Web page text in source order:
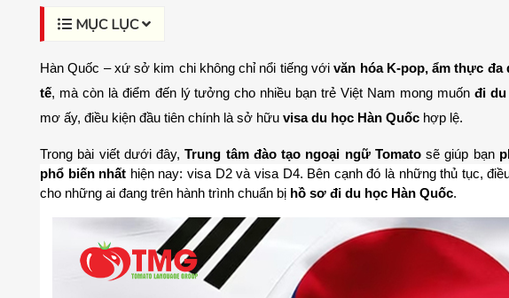
MỤC LỤC
Hàn Quốc – xứ sở kim chi không chỉ nổi tiếng với văn hóa K-pop, ẩm thực đa
tế, mà còn là điểm đến lý tưởng cho nhiều bạn trẻ Việt Nam mong muốn đi du
mơ ấy, điều kiện đầu tiên chính là sở hữu visa du học Hàn Quốc hợp lệ.
Trong bài viết dưới đây, Trung tâm đào tạo ngoại ngữ Tomato sẽ giúp bạn
phổ biến nhất hiện nay: visa D2 và visa D4. Bên cạnh đó là những thủ tục,
cho những ai đang trên hành trình chuẩn bị hồ sơ đi du học Hàn Quốc.